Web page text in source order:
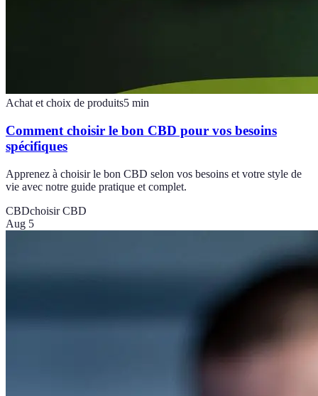
Achat et choix de produits5 min
Comment choisir le bon CBD pour vos besoins
spécifiques
Apprenez à choisir le bon CBD selon vos besoins et votre style de
vie avec notre guide pratique et complet.
CBDchoisir CBD
Aug 5